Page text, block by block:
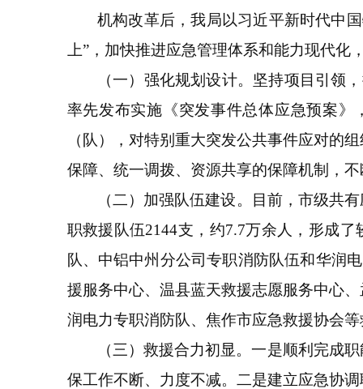
机构改革后，我局以习近平新时代中
上”，加快推进应急管理体系和能力现代
（一）强化规划设计。坚持项目引领
率先发布实施《突发事件总体应急预案
（队），对特别重大突发公共事件应对的
保障、统一调拨、资源共享的保障机制，
（二）加强队伍建设。目前，市级共
职救援队伍2144支，约7.7万余人，形成
队、中铝中州分公司专职消防队伍和华润
援服务中心、温县蓝天救援志愿服务中心
润电力专职消防队、焦作市应急救援协会
（三）救援合力初显。一是顺利完成
保工作不断、力度不减。二是建立应急协